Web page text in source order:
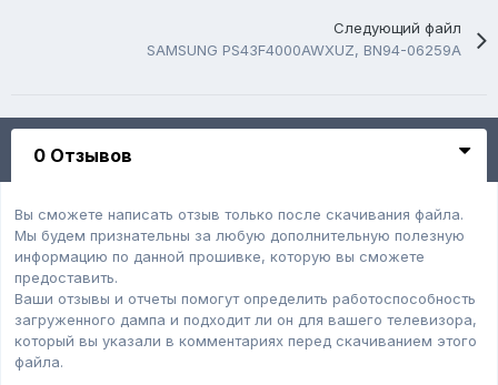
Следующий файл
SAMSUNG PS43F4000AWXUZ, BN94-06259A
0 Отзывов
Вы сможете написать отзыв только после скачивания файла.
Мы будем признательны за любую дополнительную полезную
информацию по данной прошивке, которую вы сможете
предоставить.
Ваши отзывы и отчеты помогут определить работоспособность
загруженного дампa и подходит ли он для вашего телевизора,
который вы указали в комментариях перед скачиванием этого
файла.